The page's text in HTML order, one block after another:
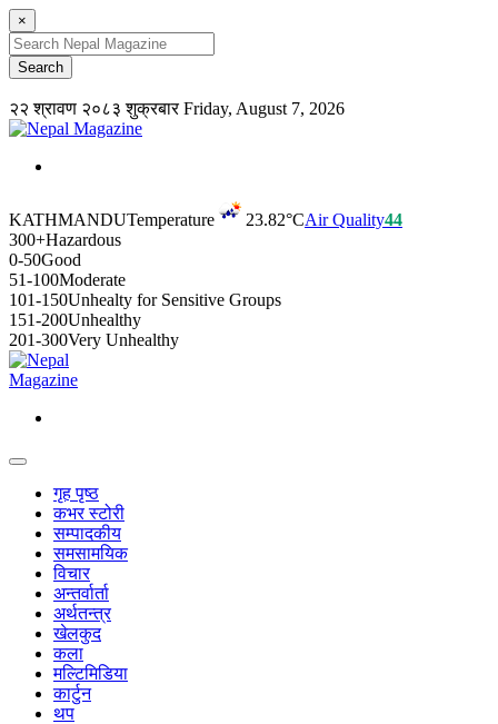
×
२२ श्रावण २०८३ शुक्रबारFriday, August 7, 2026
KATHMANDUTemperature 23.82°CAir Quality44
300+Hazardous
0-50Good
51-100Moderate
101-150Unhealty for Sensitive Groups
151-200Unhealthy
201-300Very Unhealthy
गृह पृष्ठ
कभर स्टोरी
सम्पादकीय
समसामयिक
विचार
अन्तर्वार्ता
अर्थतन्त्र
खेलकुद
कला
मल्टिमिडिया
कार्टुन
थप